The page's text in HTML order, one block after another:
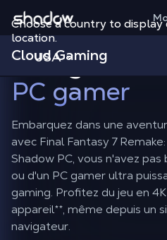
Choose a country to
location.
USA
Shadow.tech
Cloud Gaming
Jouer à FF7
Intergrade
PC gamer
Embarquez dans une
avec Final Fantasy 7
Shadow PC, vous n'avez
ou d'un PC gamer ultra
gaming. Profitez du jeu en
appareil**, même depuis un
navigateur.